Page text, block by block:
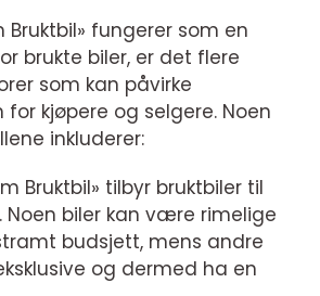
Bruktbil» fungerer som en
brukte biler, er det flere
som kan påvirke
kjøpere og selgere. Noen
inkluderer:
Bruktbil» tilbyr bruktbiler til
Noen biler kan være rimelige
budsjett, mens andre
og dermed ha en